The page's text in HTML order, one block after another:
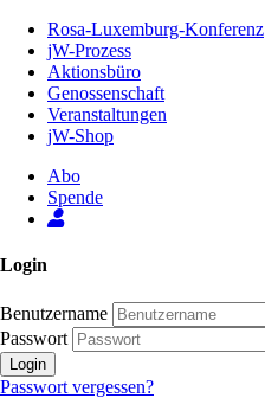
Inhalt
Seite
Rosa-Luxemburg-Konferenz
jW-Prozess
Aktionsbüro
Genossenschaft
Veranstaltungen
jW-Shop
Abo
Spende
Login
Benutzername
Passwort
Login
Passwort vergessen?